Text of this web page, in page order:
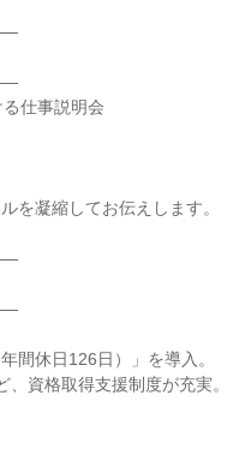
る仕事説明会
を凝縮してお伝えします。
間休日126日）」を導入。
資格取得支援制度が充実。